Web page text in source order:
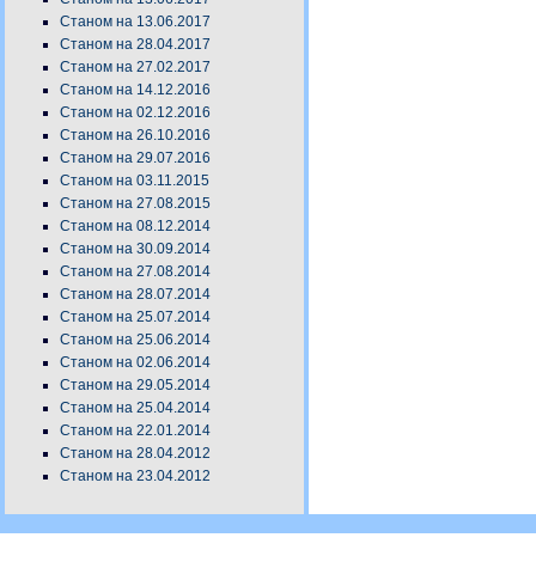
Станом на 13.06.2017
Станом на 28.04.2017
Станом на 27.02.2017
Станом на 14.12.2016
Станом на 02.12.2016
Станом на 26.10.2016
Станом на 29.07.2016
Станом на 03.11.2015
Станом на 27.08.2015
Станом на 08.12.2014
Станом на 30.09.2014
Станом на 27.08.2014
Станом на 28.07.2014
Станом на 25.07.2014
Станом на 25.06.2014
Станом на 02.06.2014
Станом на 29.05.2014
Станом на 25.04.2014
Станом на 22.01.2014
Станом на 28.04.2012
Станом на 23.04.2012